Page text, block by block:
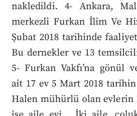
nakledildi. 4- Ankara,
merkezli Furkan İlim Ve
Şubat 2018 tarihinde
Bu dernekler ve 13
5- Furkan Vakfı’na gönül
ait 17 ev 5 Mart 2018
Halen mühürlü olan evlerin